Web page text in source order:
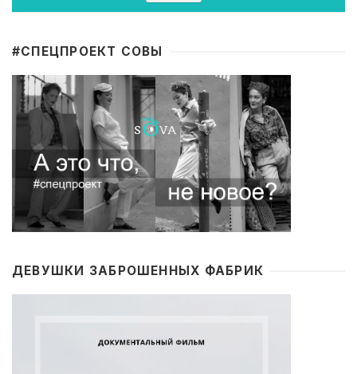
#CПЕЦПРОЕКТ СОВЫ
ДЕВУШКИ ЗАБРОШЕННЫХ ФАБРИК